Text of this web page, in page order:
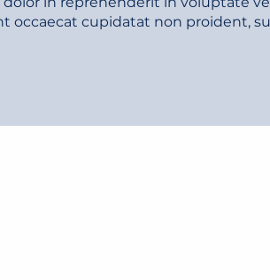
occaecat cupidatat non proident,